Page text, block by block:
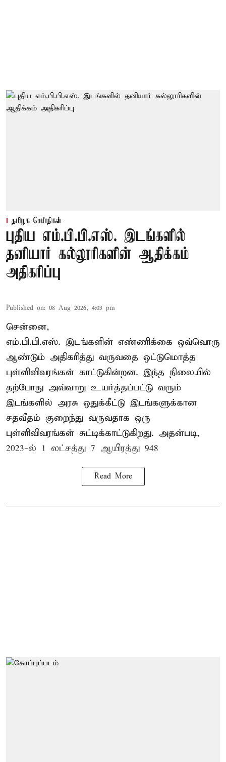
தமிழக செய்திகள்
புதிய எம்.பி.பி.எஸ். இடங்களில்
தனியார் கல்லூரிகளின் ஆதிக்கம்
அதிகரிப்பு
Published on: 08 Aug 2026, 4:03 pm
சென்னை,
எம்.பி.பி.எஸ். இடங்களின் எண்ணிக்கை ஒவ்வொரு
ஆண்டும் அதிகரித்து வருவதை ஒட்டுமொத்த
புள்ளிவிவரங்கள் காட்டுகின்றன. இந்த நிலையில்
தற்போது அவ்வாறு உயர்த்தப்பட்டு வரும்
இடங்களில் அரசு ஒதுக்கீட்டு இடங்களுக்கான
சதவீதம் குறைந்து வருவதாக ஒரு
புள்ளிவிவரங்கள் சுட்டிக்காட்டுகிறது. அதன்படி,
2023-ல் 1 லட்சத்து 7 ஆயிரத்து 948
Read More